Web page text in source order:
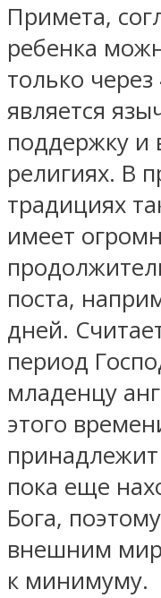
Примета,
ребенка
только
является
поддержку и
религиях. В
традициях
имеет
поста,
дней.
период
младенцу
этого
пока еще
Бога,
внешним
к минимуму.